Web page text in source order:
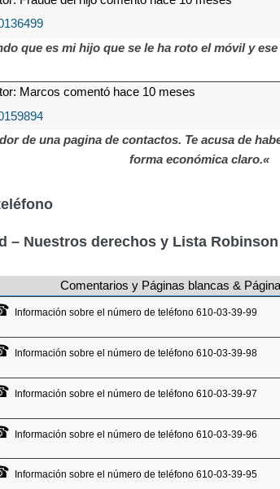
que es mi hijo que se le ha roto el móvil y
Marcos comentó hace 10 meses
de una pagina de contactos. Te acusa de
forma económica claro.«
– Nuestros derechos y Lista Robinson
Comentarios y Páginas blancas &
Información sobre el número de teléfono 610-03-39-99
Información sobre el número de teléfono 610-03-39-98
Información sobre el número de teléfono 610-03-39-97
Información sobre el número de teléfono 610-03-39-96
Información sobre el número de teléfono 610-03-39-95